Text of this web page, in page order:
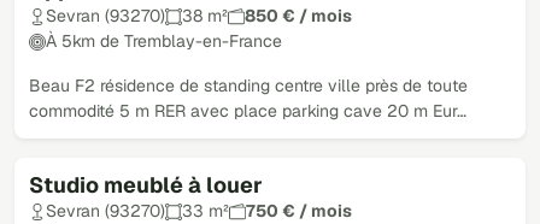
Sevran (93270) 38 m²
850 € / mois
À 5km de Tremblay-en-France
Beau F2 résidence de standing centre ville près de toute
commodité 5 m RER avec place parking cave 20 m Eur…
Studio meublé à louer
Loué
Sevran (93270) 33 m²
750 € / mois